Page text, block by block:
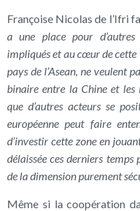
Françoise Nicolas de l’Ifri
a une place pour
impliqués et au cœur de cette
pays de l’Asean, ne veulent
binaire entre la Chine et les
que d’autres acteurs se
européenne peut faire
d’investir cette zone en
délaissée ces derniers
de la dimension purement
Même si la coopération